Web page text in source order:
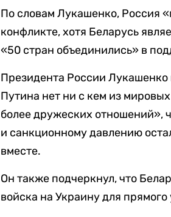
По словам Лукашенко, Россия
конфликте, хотя Беларусь
«50 стран объединились» в
Президента России Лукашенко
Путина нет ни с кем из
более дружеских отношений»,
и санкционному давлению
вместе.
Он также подчеркнул, что
войска на Украину для